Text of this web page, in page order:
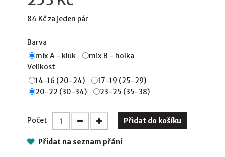
84 Kčza jeden pár
Barva
mix A - kluk
mix B - holka
Velikost
14-16 (20-24)
17-19 (25-29)
20-22 (30-34)
23-25 (35-38)
Počet Přidat do košíku
Přidat na seznam přání